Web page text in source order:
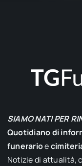
SIAMO NATI PER
Quotidiano di
funerarioe
Notizie di attualità,